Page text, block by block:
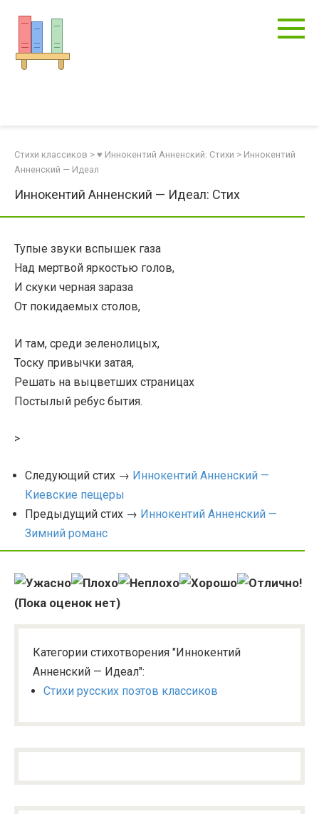
контенту
Стихи классиков > ♥ Иннокентий Анненский: Стихи > Иннокентий
Анненский — Идеал
Иннокентий Анненский — Идеал: Стих
Тупые звуки вспышек газа
Над мертвой яркостью голов,
И скуки черная зараза
От покидаемых столов,
И там, среди зеленолицых,
Тоску привычки затая,
Решать на выцветших страницах
Постылый ребус бытия.
>
Следующий стих → Иннокентий Анненский —
Киевские пещеры
Предыдущий стих → Иннокентий Анненский —
Зимний романс
(Пока оценок нет)
Категории стихотворения "Иннокентий
Анненский — Идеал":
Стихи русских поэтов классиков